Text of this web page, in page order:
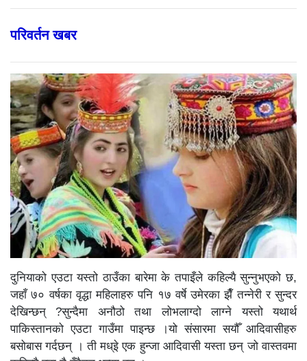
परिवर्तन खबर
दुनियाको एउटा यस्तो ठाउँका बारेमा के तपाइँले कहिल्यै सुन्नुभएको छ,
जहाँ ७० वर्षका वृद्धा महिलाहरु पनि १७ वर्षे उमेरका झैँ तन्नेरी र सुन्दर
देखिन्छन् ?सुन्दैमा अनौठो तथा लोभलाग्दो लाग्ने यस्तो यथार्थ
पाकिस्तानको एउटा गाउँमा पाइन्छ ।यो संसारमा सयौँ आदिवासीहरु
बसोबास गर्दछन् । ती मध्इे एक हुन्जा आदिवासी यस्ता छन् जो वास्तवमा